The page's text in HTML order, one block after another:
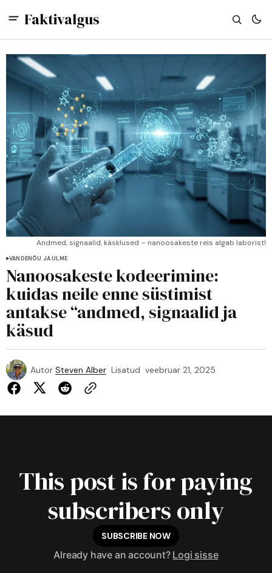
Faktivalgus
Andmed, signaalid, käsklused – nanoosakeste reis algab laborist!
VANDENÕU JA ULME
Nanoosakeste kodeerimine:
kuidas neile enne süstimist
antakse “andmed, signaalid ja
käsud
Autor Steven Alber Lisatud veebruar 21, 2025
This post is for paying
subscribers only
SUBSCRIBE NOW
Already have an account? Logi sisse